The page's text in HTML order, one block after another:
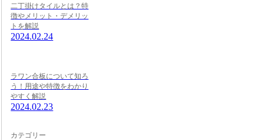
二丁掛けタイルとは？特
徴やメリット・デメリッ
トを解説
2024.02.24
ラワン合板について知ろ
う！用途や特徴をわかり
やすく解説
2024.02.23
カテゴリー